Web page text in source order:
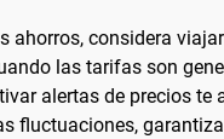
ahorros, considera
las tarifas son
alertas de precios te
fluctuaciones,